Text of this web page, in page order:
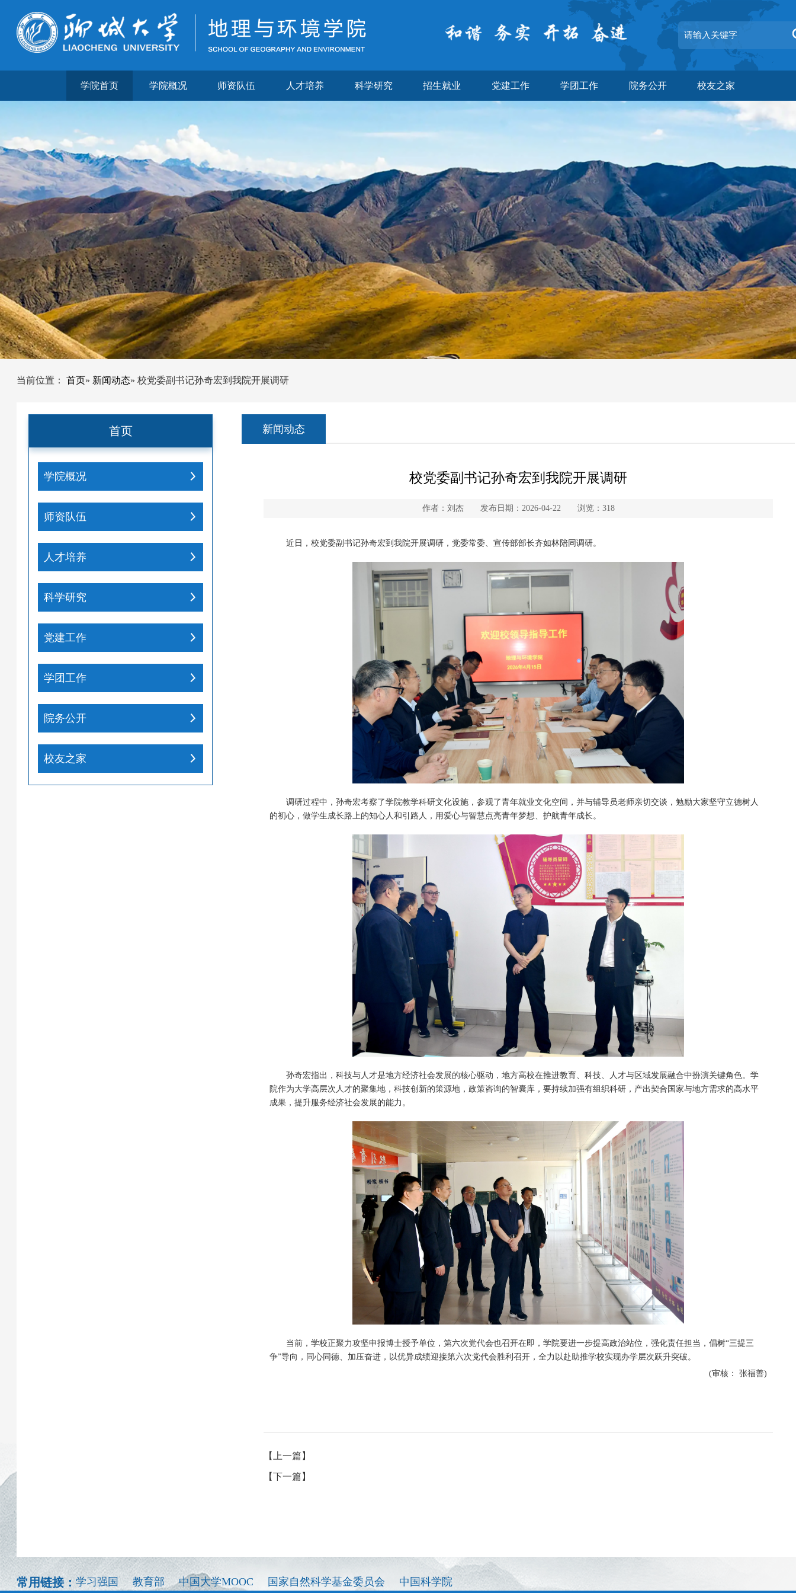
学院首页 学院概况 师资队伍 人才培养 科学研究 招生就业 党建工作 学团工作 院务公开 校友之家
当前位置： 首页» 新闻动态» 校党委副书记孙奇宏到我院开展调研
首页
学院概况
师资队伍
人才培养
科学研究
党建工作
学团工作
院务公开
校友之家
新闻动态
校党委副书记孙奇宏到我院开展调研
作者：刘杰 发布日期：2026-04-22 浏览： 318
近日，校党委副书记孙奇宏到我院开展调研，党委常委、宣传部部长齐如林陪同调研。
调研过程中，孙奇宏考察了学院教学科研文化设施，参观了青年就业文化空间，并与辅导员老师亲切交谈，勉励大家坚守立德树人
的初心，做学生成长路上的知心人和引路人，用爱心与智慧点亮青年梦想、护航青年成长。
孙奇宏指出，科技与人才是地方经济社会发展的核心驱动，地方高校在推进教育、科技、人才与区域发展融合中扮演关键角色。学
院作为大学高层次人才的聚集地，科技创新的策源地，政策咨询的智囊库，要持续加强有组织科研，产出契合国家与地方需求的高水平
成果，提升服务经济社会发展的能力。
当前，学校正聚力攻坚申报博士授予单位，第六次党代会也召开在即，学院要进一步提高政治站位，强化责任担当，倡树“三提三
争”导向，同心同德、加压奋进，以优异成绩迎接第六次党代会胜利召开，全力以赴助推学校实现办学层次跃升突破。
(审核： 张福善)
【上一篇】
【下一篇】
常用链接： 学习强国 教育部 中国大学MOOC 国家自然科学基金委员会 中国科学院